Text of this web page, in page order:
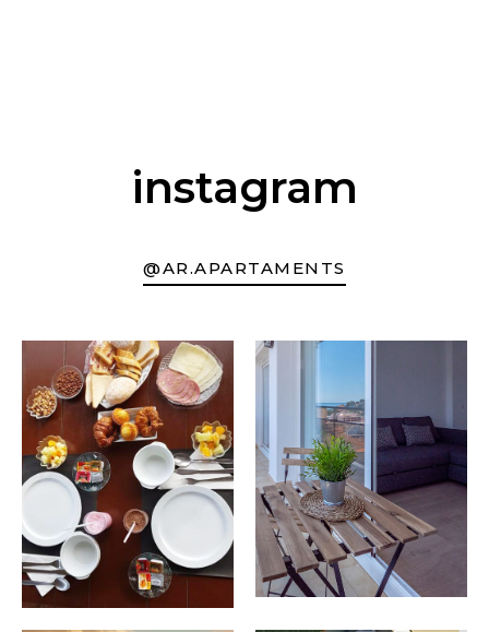
instagram
@AR.APARTAMENTS